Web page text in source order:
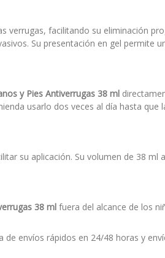
verrugas, facilitando su eliminación
Su presentación en gel permite
y Pies Antiverrugas 38 ml
usarlo dos veces al día hasta que
su aplicación. Su volumen de 38 ml
38 ml fuera del alcance de los
envíos rápidos en 24/48 horas y